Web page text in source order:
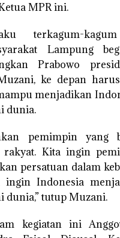
MPR ini.
terkagum-
Lampung
Prabowo
ke depan
menjadikan
dunia.
pemimpin yang
rakyat. Kita ingin
persatuan dalam
ingin Indonesia
dunia,” tutup Muzani.
kegiatan ini